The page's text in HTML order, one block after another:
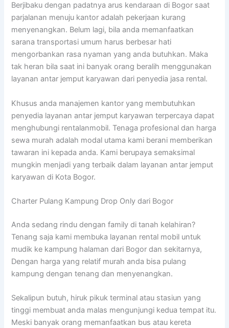
Berjibaku dengan padatnya arus kendaraan di Bogor saat
parjalanan menuju kantor adalah pekerjaan kurang
menyenangkan. Belum lagi, bila anda memanfaatkan
sarana transportasi umum harus berbesar hati
mengorbankan rasa nyaman yang anda butuhkan. Maka
tak heran bila saat ini banyak orang beralih menggunakan
layanan antar jemput karyawan dari penyedia jasa rental.
Khusus anda manajemen kantor yang membutuhkan
penyedia layanan antar jemput karyawan terpercaya dapat
menghubungi rentalanmobil. Tenaga profesional dan harga
sewa murah adalah modal utama kami berani memberikan
tawaran ini kepada anda. Kami berupaya semaksimal
mungkin menjadi yang terbaik dalam layanan antar jemput
karyawan di Kota Bogor.
Charter Pulang Kampung Drop Only dari Bogor
Anda sedang rindu dengan family di tanah kelahiran?
Tenang saja kami membuka layanan rental mobil untuk
mudik ke kampung halaman dari Bogor dan sekitarnya,
Dengan harga yang relatif murah anda bisa pulang
kampung dengan tenang dan menyenangkan.
Sekalipun butuh, hiruk pikuk terminal atau stasiun yang
tinggi membuat anda malas mengunjungi kedua tempat itu.
Meski banyak orang memanfaatkan bus atau kereta